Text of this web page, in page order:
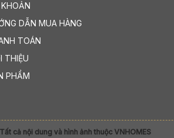
DẪN MUA HÀNG
TOÁN
THIỆU
PHẨM
Tất cả nội dung và hình ảnh thuộc VNHOMES